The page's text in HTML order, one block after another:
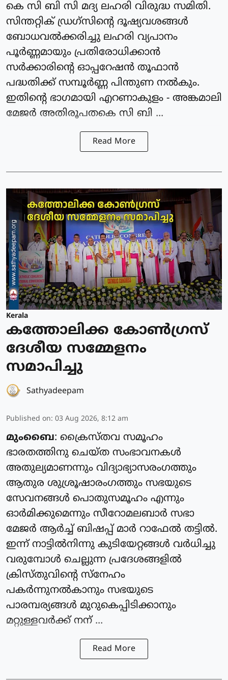
കെ സി ബി സി മദ്യ ലഹരി വിരുദ്ധ സമിതി.
സിന്തറ്റിക് ഡ്രഗ്സിൻ്റെ ദൂഷ്യവശങ്ങൾ
ബോധവൽക്കരിച്ചു ലഹരി വ്യപാനം
പൂർണ്ണമായും പ്രതിരോധിക്കാൻ
സർക്കാരിൻ്റെ ഓപ്പറേഷൻ തൂഫാൻ
പദ്ധതിക്ക് സമ്പൂർണ്ണ പിന്തുണ നൽകും.
ഇതിൻ്റെ ഭാഗമായി എറണാകുളം - അങ്കമാലി
മേജർ അതിരൂപതകെ സി ബി ...
Read More
Kerala
കത്തോലിക്ക കോൺഗ്രസ്
ദേശീയ സമ്മേളനം
സമാപിച്ചു
Sathyadeepam
Published on: 03 Aug 2026, 8:12 am
മുംബൈ: ക്രൈസ്‌തവ സമൂഹം
ഭാരതത്തിനു ചെയ്‌ത സംഭാവനകൾ
അതുല്യമാണന്നും വിദ്യാഭ്യാസരംഗത്തും
ആതുര ശുശ്രൂഷാരംഗത്തും സഭയുടെ
സേവനങ്ങൾ പൊതുസമൂഹം എന്നും
ഓർമിക്കുമെന്നും സീറോമലബാർ സഭാ
മേജർ ആർച്ച് ബിഷപ്പ് മാർ റാഫേൽ തട്ടിൽ.
ഇന്ന് നാട്ടിൽനിന്നു കുടിയേറ്റങ്ങൾ വർധിച്ചു
വരുമ്പോൾ ചെല്ലുന്ന പ്രദേശങ്ങളിൽ
ക്രിസ്തു‌വിൻ്റെ സ്നേഹം
പകർന്നുനൽകാനും സഭയുടെ
പാരമ്പര്യങ്ങൾ മുറുകെപ്പിടിക്കാനും
മറ്റുള്ളവർക്ക് നന് ...
Read More